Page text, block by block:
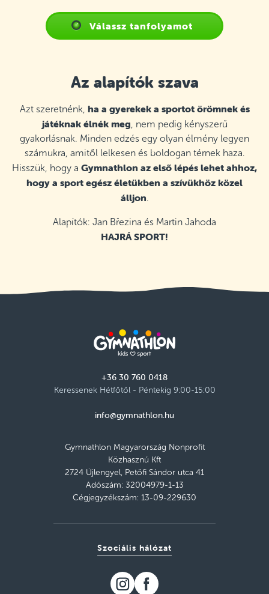
Válassz tanfolyamot
Az alapítók szava
Azt szeretnénk, ha a gyerekek a sportot örömnek és
játéknak élnék meg , nem pedig kényszerű
gyakorlásnak. Minden edzés egy olyan élmény legyen
számukra, amitől lelkesen és boldogan térnek haza.
Hisszük, hogy a Gymnathlon az első lépés lehet ahhoz,
hogy a sport egész életükben a szívükhöz közel
álljon.
Alapítók: Jan Březina és Martin Jahoda
HAJRÁ SPORT!
+36 30 760 0418
Keressenek Hétfőtől - Péntekig 9:00-15:00
info@gymnathlon.hu
Gymnathlon Magyarország Nonprofit
Közhasznú Kft
2724 Újlengyel, Petőfi Sándor utca 41
Adószám: 32004979-1-13
Cégjegyzékszám: 13-09-229630
Szociális hálózat